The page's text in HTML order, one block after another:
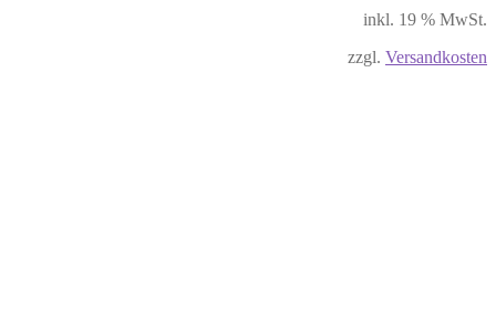
inkl. 19 % MwSt.
zzgl. Versandkosten